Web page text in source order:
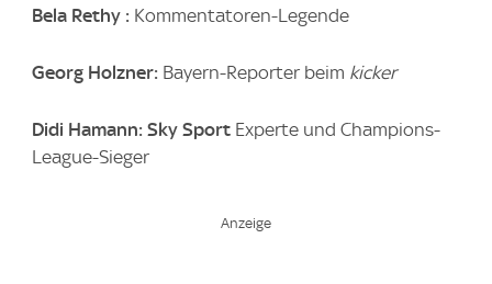
Bela Rethy : Kommentatoren-Legende
Georg Holzner: Bayern-Reporter beim kicker
Didi Hamann: Sky Sport Experte und Champions-
League-Sieger